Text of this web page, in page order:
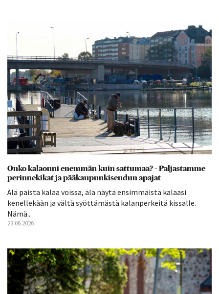
Onko kalaonni enemmän kuin sattumaa? – Paljastamme
perinnekikat ja pääkaupunkiseudun apajat
Älä paista kalaa voissa, älä näytä ensimmäistä kalaasi
kenellekään ja vältä syöttämästä kalanperkeitä kissalle.
Nämä...
23.06.2026